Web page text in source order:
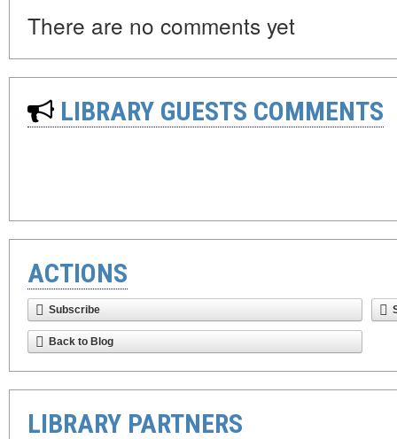
There are no comments yet
LIBRARY GUESTS COMMENTS
ACTIONS
Subscribe
Back to Blog
LIBRARY PARTNERS